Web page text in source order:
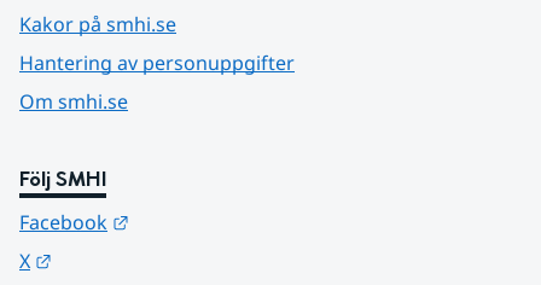
Kakor på smhi.se
Hantering av personuppgifter
Om smhi.se
Följ SMHI
Facebook
X